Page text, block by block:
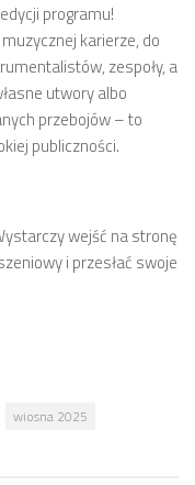
programu!
karierze, do
zespoły, a
utwory albo
przebojów – to
publiczności.
wejść na stronę
i przesłać swoje
wiosna 2025